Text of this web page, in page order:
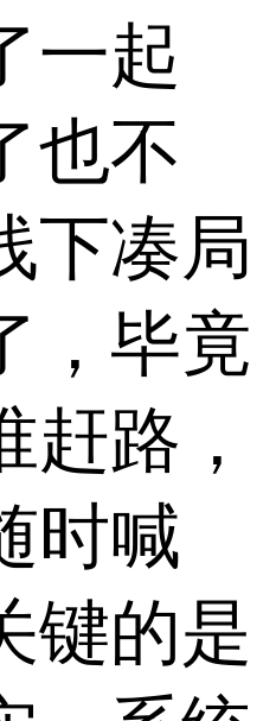
一起
也不
下凑局
，毕竟
赶路，
时喊
键的是